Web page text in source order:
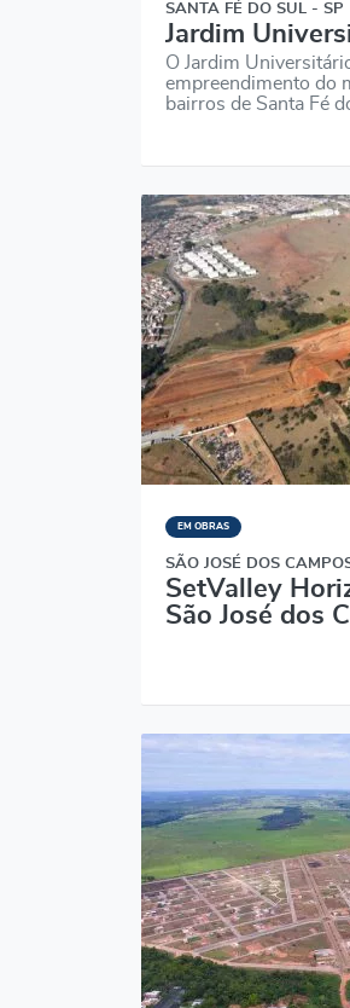
SANTA FÉ DO SUL - SP
Jardim
O Jardim
empreendimento do
bairros de Santa Fé
EM OBRAS
SÃO JOSÉ DOS
SetValley
São José dos